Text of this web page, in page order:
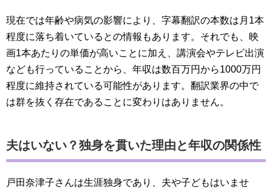
現在では年齢や病気の影響により、字幕翻訳の本数は月1本
程度に落ち着いているとの情報もあります。それでも、映
画1本あたりの単価が高いことに加え、講演会やテレビ出演
なども行っていることから、年収は数百万円から1000万円
程度に維持されている可能性があります。翻訳業界の中で
は群を抜く存在であることに変わりはありません。
夫はいない？独身を貫いた理由と年収の関係性
戸田奈津子さんは生涯独身であり、夫や子どもはいませ